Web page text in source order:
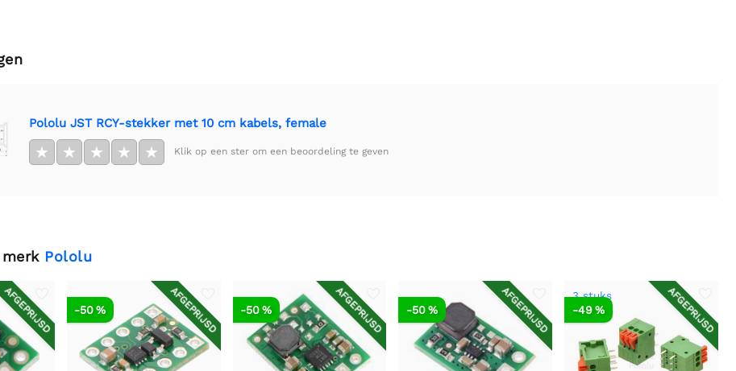
Pololu JST RCY-stekker met 10 cm kabels, female
★ ★ ★ ★ ★ Klik op een ster om een beoordeling te geven
Pololu
AFGEPRIJSD AFGEPRIJSD
-50 % AFGEPRIJSD
-50 % AFGEPRIJSD
-50 % AFGEPRIJSD
3 stuks
-49 %